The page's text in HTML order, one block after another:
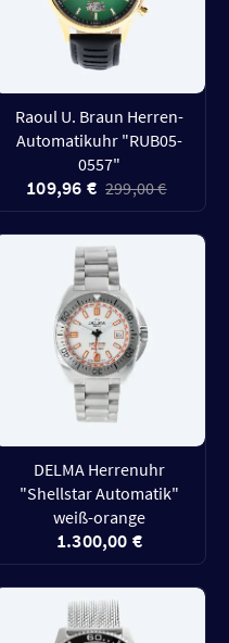
Raoul U. Braun Herren-
Automatikuhr "RUB05-
0557"
109,96 € 299,00 €
DELMA Herrenuhr
"Shellstar Automatik"
weiß-orange
1.300,00 €